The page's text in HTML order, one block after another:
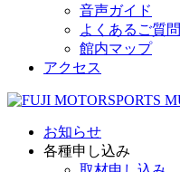
音声ガイド
よくあるご質問
館内マップ
アクセス
お知らせ
各種申し込み